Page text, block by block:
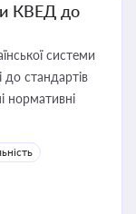
КВЕД до
системи
до стандартів
нормативні